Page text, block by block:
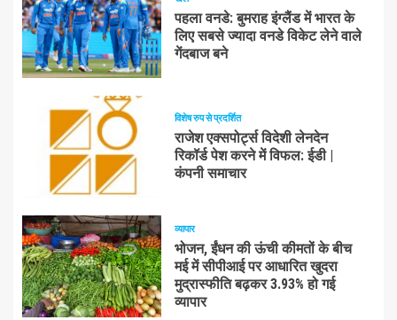
पहला वनडे: बुमराह इंग्लैंड में भारत के
लिए सबसे ज्यादा वनडे विकेट लेने वाले
गेंदबाज बने
विशेष रुप से प्रदर्शित
राजेश एक्सपोर्ट्स विदेशी लेनदेन
रिकॉर्ड पेश करने में विफल: ईडी |
कंपनी समाचार
व्यापार
भोजन, ईंधन की ऊंची कीमतों के बीच
मई में सीपीआई पर आधारित खुदरा
मुद्रास्फीति बढ़कर 3.93% हो गई
व्यापार